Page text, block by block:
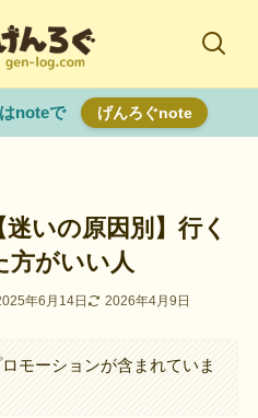
noteで げんろぐnote
いの原因別】行く
方がいい人
年6月14日 2026年4月9日
モーションが含まれていま